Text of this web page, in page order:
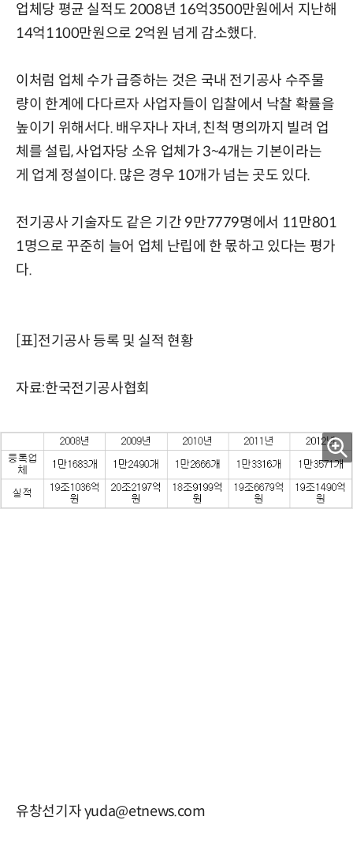
업체당 평균 실적도 2008년 16억3500만원에서 지난해
14억1100만원으로 2억원 넘게 감소했다.
이처럼 업체 수가 급증하는 것은 국내 전기공사 수주물
량이 한계에 다다르자 사업자들이 입찰에서 낙찰 확률을
높이기 위해서다. 배우자나 자녀, 친척 명의까지 빌려 업
체를 설립, 사업자당 소유 업체가 3~4개는 기본이라는
게 업계 정설이다. 많은 경우 10개가 넘는 곳도 있다.
전기공사 기술자도 같은 기간 9만7779명에서 11만801
1명으로 꾸준히 늘어 업체 난립에 한 몫하고 있다는 평가
다.
[표]전기공사 등록 및 실적 현황
자료:한국전기공사협회
유창선기자 yuda@etnews.com